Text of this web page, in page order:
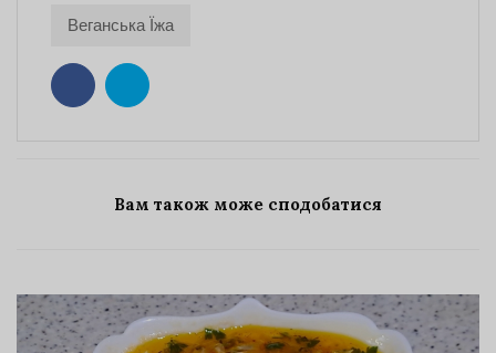
Веганська Їжа
Вам також може сподобатися